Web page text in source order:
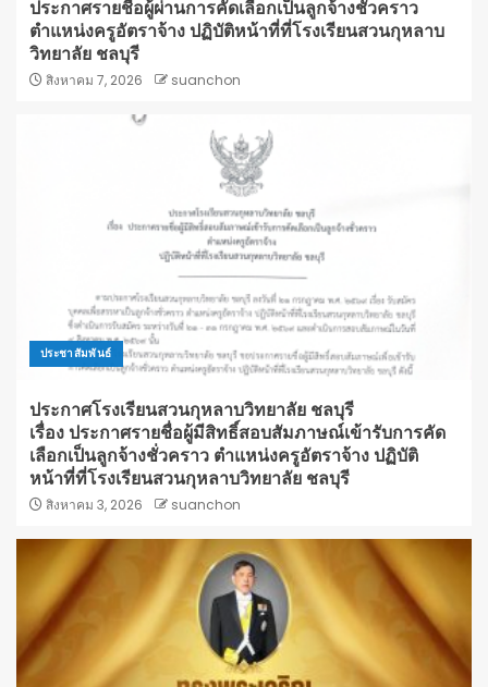
ประกาศรายชื่อผู้ผ่านการคัดเลือกเป็นลูกจ้างชั่วคราว
ตำแหน่งครูอัตราจ้าง ปฏิบัติหน้าที่ที่โรงเรียนสวนกุหลาบ
วิทยาลัย ชลบุรี
สิงหาคม 7, 2026 suanchon
ประชาสัมพันธ์
ประกาศโรงเรียนสวนกุหลาบวิทยาลัย ชลบุรี
เรื่อง ประกาศรายชื่อผู้มีสิทธิ์สอบสัมภาษณ์เข้ารับการคัด
เลือกเป็นลูกจ้างชั่วคราว ตำแหน่งครูอัตราจ้าง ปฏิบัติ
หน้าที่ที่โรงเรียนสวนกุหลาบวิทยาลัย ชลบุรี
สิงหาคม 3, 2026 suanchon